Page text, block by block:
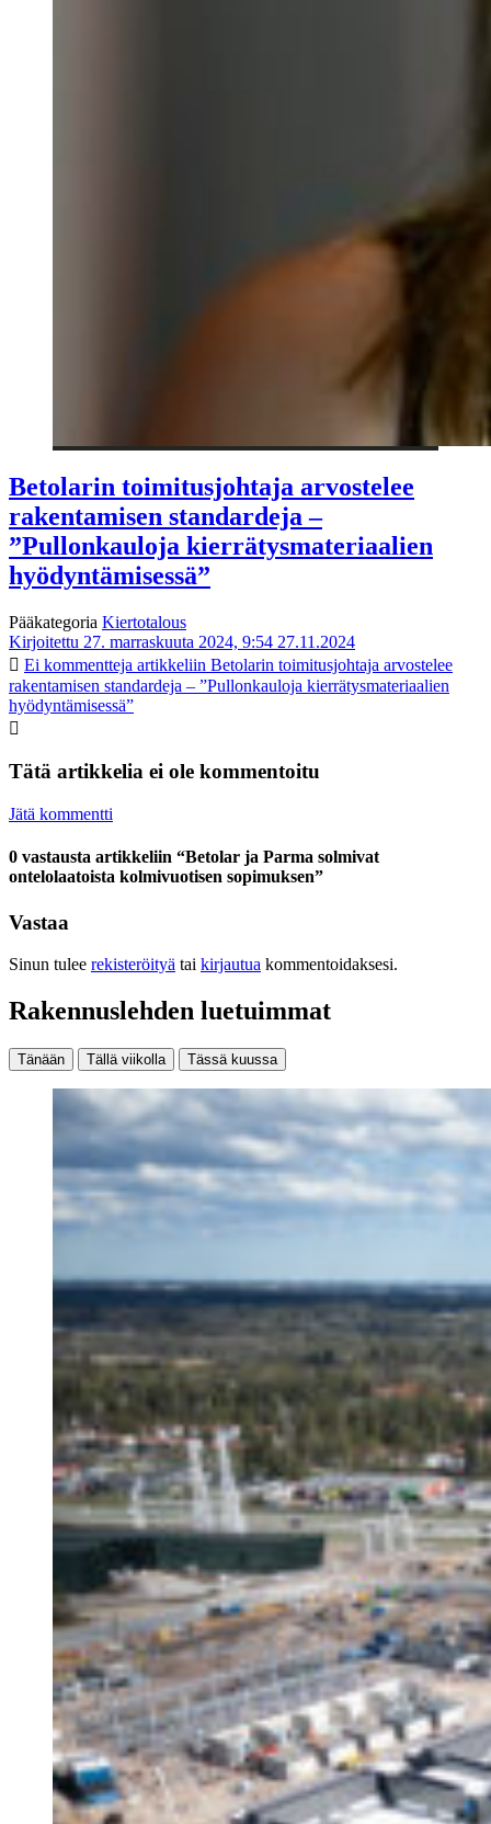
Betolarin toimitusjohtaja arvostelee
rakentamisen standardeja –
”Pullonkauloja kierrätysmateriaalien
hyödyntämisessä”
Pääkategoria Kiertotalous
Kirjoitettu 27. marraskuuta 2024, 9:54 27.11.2024
Ei kommentteja artikkeliin Betolarin toimitusjohtaja arvostelee
rakentamisen standardeja – ”Pullonkauloja kierrätysmateriaalien
hyödyntämisessä”
Tätä artikkelia ei ole kommentoitu
Jätä kommentti
0 vastausta artikkeliin “Betolar ja Parma solmivat
ontelolaatoista kolmivuotisen sopimuksen”
Vastaa
Sinun tulee rekisteröityä tai kirjautua kommentoidaksesi.
Rakennuslehden luetuimmat
Tänään Tällä viikolla Tässä kuussa